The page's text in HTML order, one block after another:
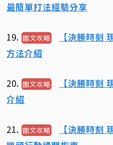
最簡單打法經驗分享
19.圖文攻略
【決勝時刻
方法介紹
20.圖文攻略
【決勝時刻
介紹
21.圖文攻略
【決勝時刻